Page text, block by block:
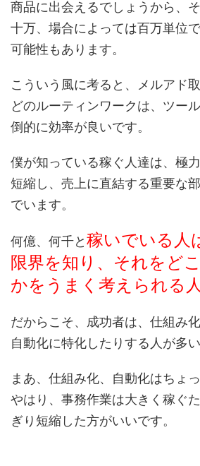
商品に出会えるでしょうから、
十万、場合によっては百万単位
可能性もあります。
こういう風に考ると、メルアド
どのルーティンワークは、ツー
倒的に効率が良いです。
僕が知っている稼ぐ人達は、極
短縮し、売上に直結する重要な
でいます。
何億、何千と稼いでいる人
限界を知り、それをど
かをうまく考えられる
だからこそ、成功者は、仕組み
自動化に特化したりする人が多い
まあ、仕組み化、自動化はちょ
やはり、事務作業は大きく稼ぐ
ぎり短縮した方がいいです。